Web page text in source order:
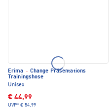
Erima · Change Präsentations
Trainingshose
Unisex
€ 44,99
UVP* € 54,99